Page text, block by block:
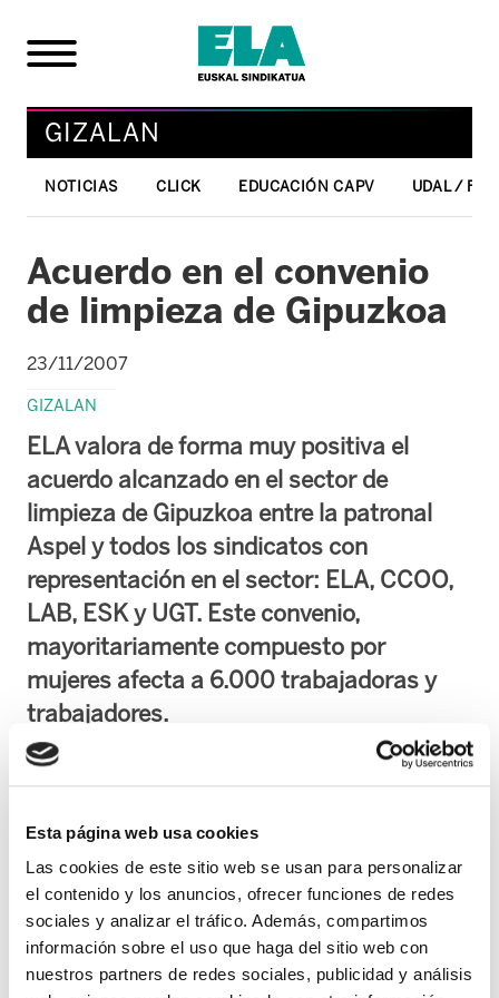
Esta página web usa cookies
Las cookies de este sitio web se usan para personalizar
el contenido y los anuncios, ofrecer funciones de redes
sociales y analizar el tráfico. Además, compartimos
información sobre el uso que haga del sitio web con
nuestros partners de redes sociales, publicidad y análisis
GIZALAN
NOTICIAS CLICK EDUCACIÓN CAPV UDAL /
Acuerdo en el convenio
de limpieza de Gipuzkoa
23/11/2007
GIZALAN
ELA valora de forma muy positiva el
acuerdo alcanzado en el sector de
limpieza de Gipuzkoa entre la patronal
Aspel y todos los sindicatos con
representación en el sector: ELA, CCOO,
LAB, ESK y UGT. Este convenio,
mayoritariamente compuesto por
mujeres afecta a 6.000 trabajadoras y
trabajadores.
ELA ostenta la mayoría absoluta en el sector de limpieza de Gipuzkoa con un
11.06% -UGT: 10.18%)-
El convenio tendrá una vigencia para tres años : 2007-2008-2009, siendo el
incremento económico el siguiente: